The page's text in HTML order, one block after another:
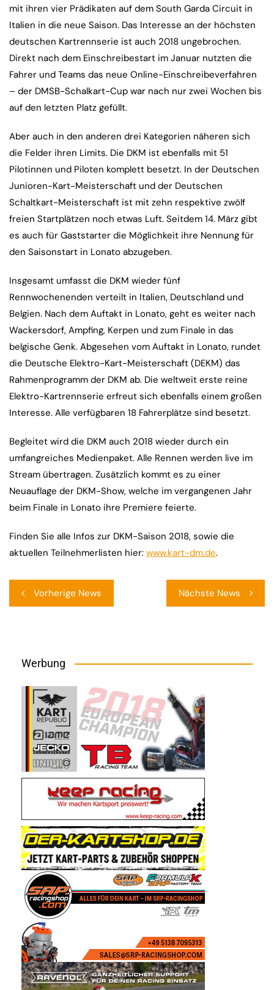
mit ihren vier Prädikaten auf dem South Garda Circuit in
Italien in die neue Saison. Das Interesse an der höchsten
deutschen Kartrennserie ist auch 2018 ungebrochen.
Direkt nach dem Einschreibestart im Januar nutzten die
Fahrer und Teams das neue Online-Einschreibeverfahren
– der DMSB-Schalkart-Cup war nach nur zwei Wochen bis
auf den letzten Platz gefüllt.
Aber auch in den anderen drei Kategorien näheren sich
die Felder ihren Limits. Die DKM ist ebenfalls mit 51
Pilotinnen und Piloten komplett besetzt. In der Deutschen
Junioren-Kart-Meisterschaft und der Deutschen
Schaltkart-Meisterschaft ist mit zehn respektive zwölf
freien Startplätzen noch etwas Luft. Seitdem 14. März gibt
es auch für Gaststarter die Möglichkeit ihre Nennung für
den Saisonstart in Lonato abzugeben.
Insgesamt umfasst die DKM wieder fünf
Rennwochenenden verteilt in Italien, Deutschland und
Belgien. Nach dem Auftakt in Lonato, geht es weiter nach
Wackersdorf, Ampfing, Kerpen und zum Finale in das
belgische Genk. Abgesehen vom Auftakt in Lonato, rundet
die Deutsche Elektro-Kart-Meisterschaft (DEKM) das
Rahmenprogramm der DKM ab. Die weltweit erste reine
Elektro-Kartrennserie erfreut sich ebenfalls einem großen
Interesse. Alle verfügbaren 18 Fahrerplätze sind besetzt.
Begleitet wird die DKM auch 2018 wieder durch ein
umfangreiches Medienpaket. Alle Rennen werden live im
Stream übertragen. Zusätzlich kommt es zu einer
Neuauflage der DKM-Show, welche im vergangenen Jahr
beim Finale in Lonato ihre Premiere feierte.
Finden Sie alle Infos zur DKM-Saison 2018, sowie die
aktuellen Teilnehmerlisten hier: www.kart-dm.de.
Vorherige News Nächste News
Werbung